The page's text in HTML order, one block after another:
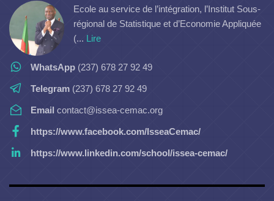
Ecole au service de l’intégration, l’Institut Sous-
régional de Statistique et d’Economie Appliquée
(... Lire
WhatsApp (237) 678 27 92 49
Telegram (237) 678 27 92 49
Email contact@issea-cemac.org
https://www.facebook.com/IsseaCemac/
https://www.linkedin.com/school/issea-cemac/